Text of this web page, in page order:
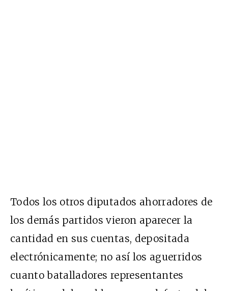
Todos los otros diputados ahorradores de
los demás partidos vieron aparecer la
cantidad en sus cuentas, depositada
electrónicamente; no así los aguerridos
cuanto batalladores representantes